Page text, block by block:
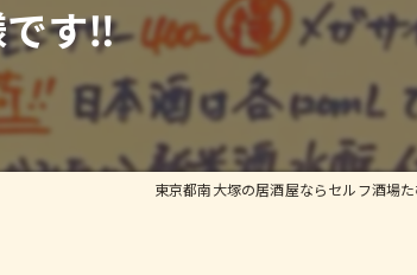
ビー
焼酎
ドリ
す‼️
東京都南大塚の居酒屋ならセルフ酒場